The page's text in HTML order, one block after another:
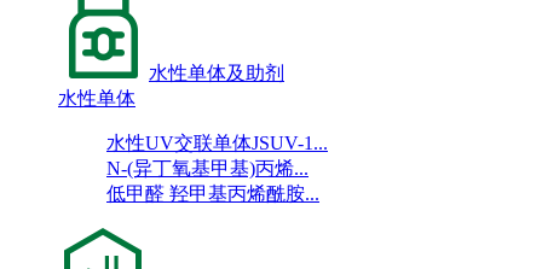
水性单体及助剂
水性单体
水性UV交联单体JSUV-1...
N-(异丁氧基甲基)丙烯...
低甲醛 羟甲基丙烯酰胺...